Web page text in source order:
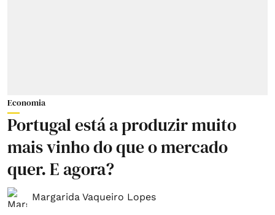
Economia
Portugal está a produzir muito
mais vinho do que o mercado
quer. E agora?
Margarida Vaqueiro Lopes